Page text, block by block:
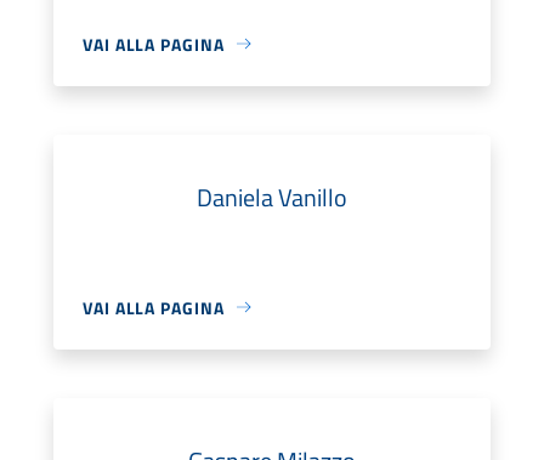
VAI ALLA PAGINA
Daniela Vanillo
VAI ALLA PAGINA